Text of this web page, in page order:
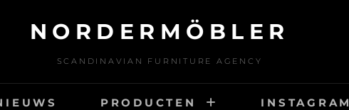
NORDERMÖBLER
SCANDINAVIAN FURNITURE AGENCY
PRODUCTEN INSTAGRAM